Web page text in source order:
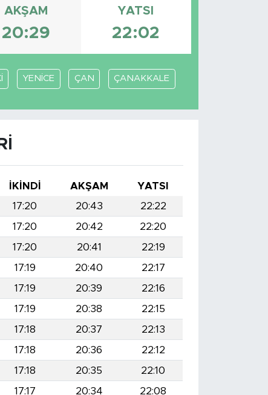
AKŞAM
20:29
YATSI
22:02
YENİCE ÇAN ÇANAKKALE
İKINDI AKŞAM
YATSI
17:20 20:43
22:22
17:20 20:42
22:20
17:20 20:41
22:19
17:19 20:40
22:17
17:19 20:39
22:16
17:19 20:38
22:15
17:18 20:37
22:13
17:18 20:36
22:12
17:18 20:35
22:10
17:17 20:34
22:08